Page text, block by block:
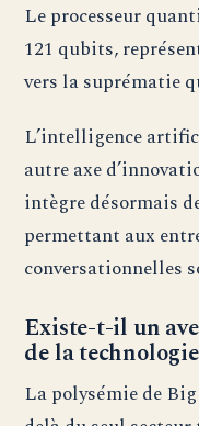
Le processeur
121 qubits,
vers la suprématie
L’intelligence
autre axe
intègre désormais
permettant aux
conversationnelles
Existe-t-il un
de la technologie
La polysémie de